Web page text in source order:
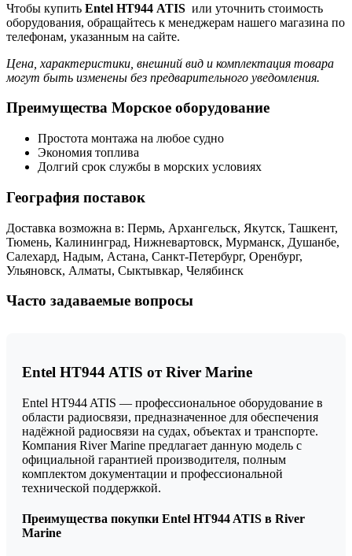
Чтобы купить Entel HT944 ATIS или уточнить стоимость
оборудования, обращайтесь к менеджерам нашего магазина по
телефонам, указанным на сайте.
Цена, характеристики, внешний вид и комплектация товара
могут быть изменены без предварительного уведомления.
Преимущества Морское оборудование
Простота монтажа на любое судно
Экономия топлива
Долгий срок службы в морских условиях
География поставок
Доставка возможна в: Пермь, Архангельск, Якутск, Ташкент,
Тюмень, Калининград, Нижневартовск, Мурманск, Душанбе,
Салехард, Надым, Астана, Санкт-Петербург, Оренбург,
Ульяновск, Алматы, Сыктывкар, Челябинск
Часто задаваемые вопросы
Entel HT944 ATIS от River Marine
Entel HT944 ATIS — профессиональное оборудование в
области радиосвязи, предназначенное для обеспечения
надёжной радиосвязи на судах, объектах и транспорте.
Компания River Marine предлагает данную модель с
официальной гарантией производителя, полным
комплектом документации и профессиональной
технической поддержкой.
Преимущества покупки Entel HT944 ATIS в River
Marine